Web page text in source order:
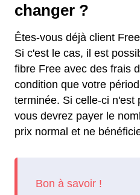
changer ?
Êtes-vous déjà client
Si c'est le cas, il est
fibre Free avec des frais
condition que votre
terminée. Si celle-ci n'est
vous devrez payer le
prix normal et ne